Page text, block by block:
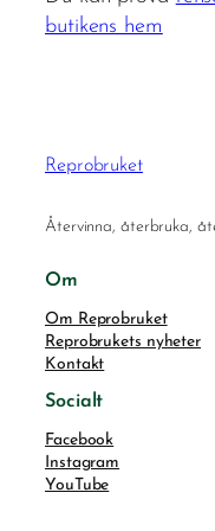
butikens hem
Reprobruket
Återvinna, återbruka,
Om
Om Reprobruket
Reprobrukets nyheter
Kontakt
Socialt
Facebook
Instagram
YouTube